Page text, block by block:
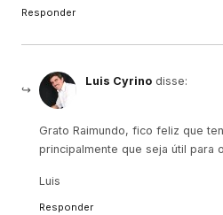
Responder
Luis Cyrino disse:
Grato Raimundo, fico feliz que
principalmente que seja útil para
Luis
Responder